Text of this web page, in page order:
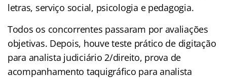
letras, serviço social, psicologia e pedagogia.
Todos os concorrentes passaram por avaliações
objetivas. Depois, houve teste prático de digitação
para analista judiciário 2/direito, prova de
acompanhamento taquigráfico para analista